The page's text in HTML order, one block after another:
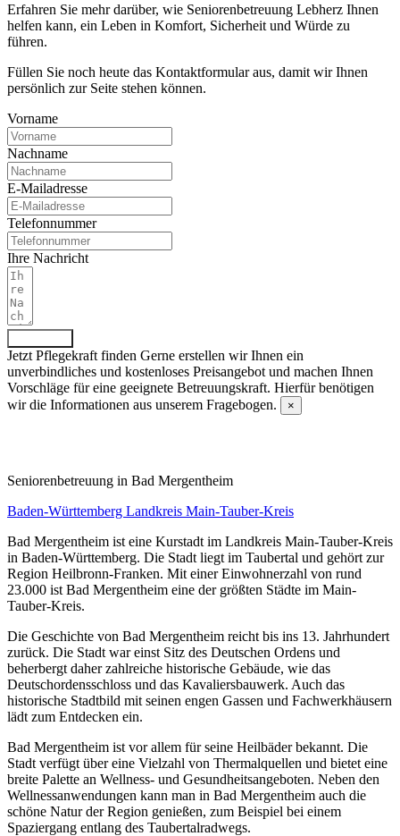
Erfahren Sie mehr darüber, wie Seniorenbetreuung Lebherz Ihnen
helfen kann, ein Leben in Komfort, Sicherheit und Würde zu
führen.
Füllen Sie noch heute das Kontaktformular aus, damit wir Ihnen
persönlich zur Seite stehen können.
Vorname
Nachname
E-Mailadresse
Telefonnummer
Ihre Nachricht
Jetzt Pflegekraft finden Gerne erstellen wir Ihnen ein
unverbindliches und kostenloses Preisangebot und machen Ihnen
Vorschläge für eine geeignete Betreuungskraft. Hierfür benötigen
wir die Informationen aus unserem Fragebogen.
×
Senioren­betreuung in Bad Mergentheim
Baden-Württemberg Landkreis Main-Tauber-Kreis
Bad Mergentheim ist eine Kurstadt im Landkreis Main-Tauber-Kreis
in Baden-Württemberg. Die Stadt liegt im Taubertal und gehört zur
Region Heilbronn-Franken. Mit einer Einwohnerzahl von rund
23.000 ist Bad Mergentheim eine der größten Städte im Main-
Tauber-Kreis.
Die Geschichte von Bad Mergentheim reicht bis ins 13. Jahrhundert
zurück. Die Stadt war einst Sitz des Deutschen Ordens und
beherbergt daher zahlreiche historische Gebäude, wie das
Deutschordensschloss und das Kavaliersbauwerk. Auch das
historische Stadtbild mit seinen engen Gassen und Fachwerkhäusern
lädt zum Entdecken ein.
Bad Mergentheim ist vor allem für seine Heilbäder bekannt. Die
Stadt verfügt über eine Vielzahl von Thermalquellen und bietet eine
breite Palette an Wellness- und Gesundheitsangeboten. Neben den
Wellnessanwendungen kann man in Bad Mergentheim auch die
schöne Natur der Region genießen, zum Beispiel bei einem
Spaziergang entlang des Taubertalradwegs.